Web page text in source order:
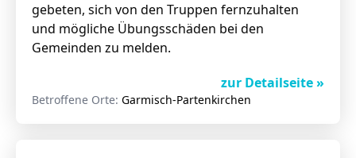
gebeten, sich von den Truppen fernzuhalten
und mögliche Übungsschäden bei den
Gemeinden zu melden.
zur Detailseite »
Betroffene Orte: Garmisch-Partenkirchen